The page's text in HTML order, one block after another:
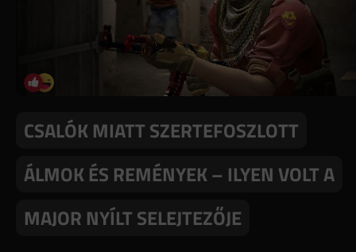
CSALÓK MIATT SZERTEFOSZLOTT
ÁLMOK ÉS REMÉNYEK – ILYEN VOLT A
MAJOR NYÍLT SELEJTEZŐJE